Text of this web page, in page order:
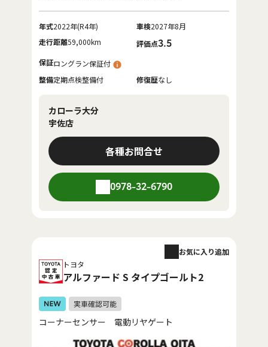
年式2022年(R4年) 車検2027年8月
走行距離59,000km 評価点3.5
保証ロングラン保証付
整備定期点検整備付 修復歴なし
カローラ大分
宇佐店
各種お問合せ
0978-32-6790
トヨタ
アルファード S タイプゴールト2
お気に入り追加
コーナーセンサー 電動リヤゲート